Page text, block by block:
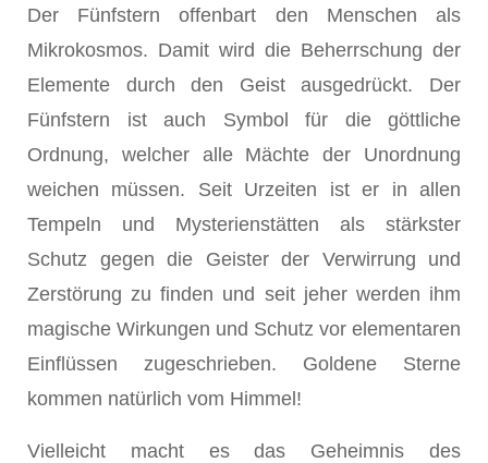
Der Fünfstern offenbart den Menschen als
Mikrokosmos. Damit wird die Beherrschung der
Elemente durch den Geist ausgedrückt. Der
Fünfstern ist auch Symbol für die göttliche
Ordnung, welcher alle Mächte der Unord­nung
weichen müssen. Seit Urzeiten ist er in allen
Tempeln und Mysterienstätten als stärkster
Schutz gegen die Geister der Verwirrung und
Zerstörung zu finden und seit jeher werden ihm
magische Wirkungen und Schutz vor elemen­taren
Einflüssen zugeschrieben. Goldene Sterne
kommen natürlich vom Himmel!
Vielleicht macht es das Geheimnis des